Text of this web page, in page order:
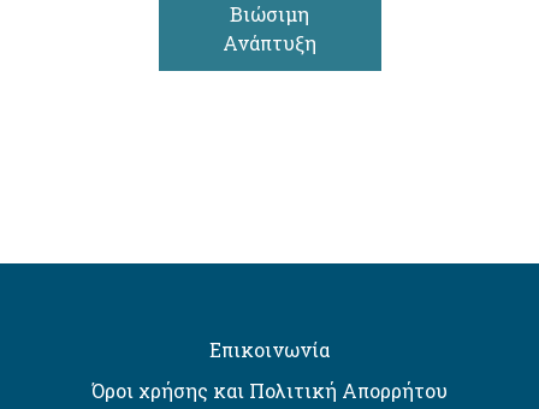
Βιώσιμη
Ανάπτυξη
Επικοινωνία
Όροι χρήσης και Πολιτική Απορρήτου